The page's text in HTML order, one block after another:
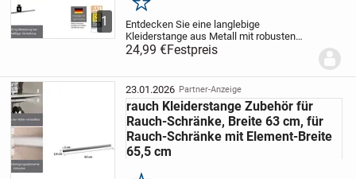
1
Merken
Entdecken Sie eine langlebige
Kleiderstange aus Metall mit robusten
Halterungen. Perfekt für deinen Rauch
Kleiderschrank – belastbar, stilvoll und
aus Metall...
24,99 €Festpreis
23.01.2026 Partner-Anzeige
rauch Kleiderstange Zubehör für
Rauch-Schränke, Breite 63 cm, für
Rauch-Schränke mit Element-Breite
65,5 cm